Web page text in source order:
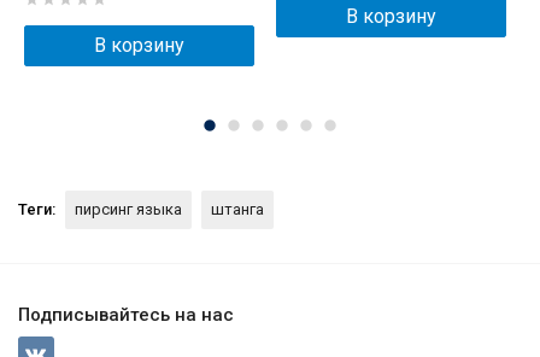
В корзину
В корзину
Теги: пирсинг языка штанга
Подписывайтесь на нас